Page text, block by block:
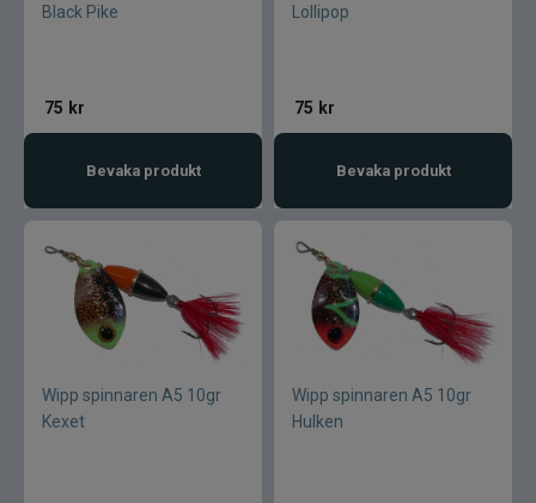
Gator
D.A.M
Gladsax
Daiwa
Guideline
Black Pike
75 kr
Bevaka produkt
Lollipop
75 kr
Bevaka produkt
Wipp spinnaren A5 10gr
Kexet
Wipp spinnaren A5 10gr
Hulken